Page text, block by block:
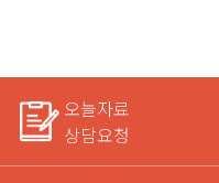
오늘자료
상담요청